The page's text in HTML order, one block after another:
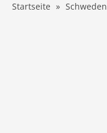
Startseite Schweden